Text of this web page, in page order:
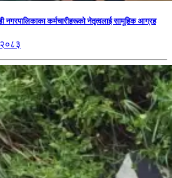
नगरपालिकाका कर्मचारीहरूको नेतृत्वलाई सामूहिक आग्रह